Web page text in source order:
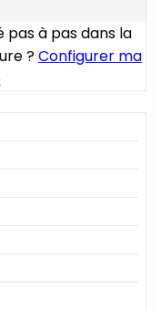
pas à pas dans la
?Configurer ma